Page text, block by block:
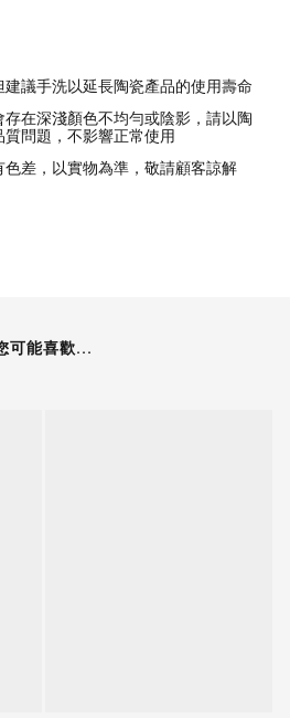
建議手洗以延長陶瓷產品的使用壽命
存在深淺顏色不均勻或陰影，請以陶
問題，不影響正常使用
色差，以實物為準，敬請顧客諒解
可能喜歡...